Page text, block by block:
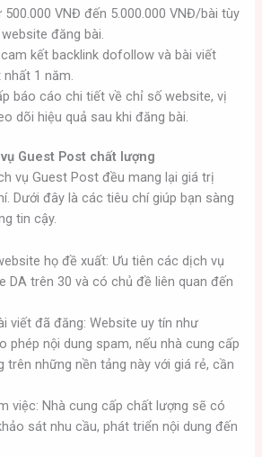
VNĐ đến 5.000.000 VNĐ/bài tùy
đăng bài.
kết backlink dofollow và bài viết
1 năm.
báo cáo chi tiết về chỉ số website, vị
dõi hiệu quả sau khi đăng bài.
Guest Post chất lượng
vụ Guest Post đều mang lại giá trị
Dưới đây là các tiêu chí giúp bạn sàng
tin cậy.
họ đề xuất: Ưu tiên các dịch vụ
DA trên 30 và có chủ đề liên quan đến
viết đã đăng: Website uy tín như
phép nội dung spam, nếu nhà cung cấp
trên những nền tảng này với giá rẻ, cần
việc: Nhà cung cấp chất lượng sẽ có
sát nhu cầu, phát triển nội dung đến